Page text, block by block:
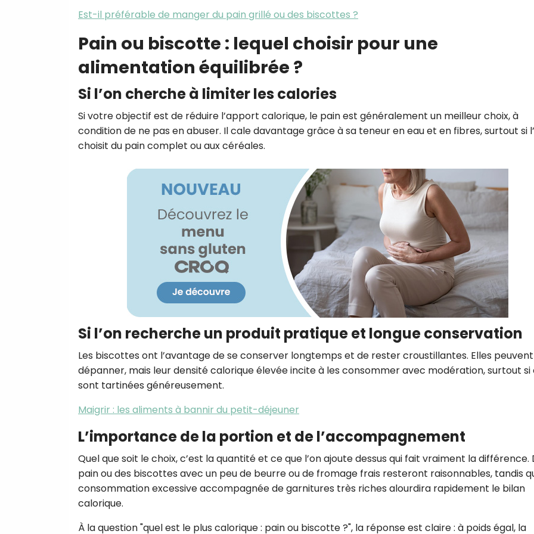
Est-il préférable de manger du pain grillé ou des biscottes ?
Pain ou biscotte : lequel choisir pour une
alimentation équilibrée ?
Si l’on cherche à limiter les calories
Si votre objectif est de réduire l’apport calorique, le pain est généralement un meilleur choix, à
condition de ne pas en abuser. Il cale davantage grâce à sa teneur en eau et en fibres, surtout si
choisit du pain complet ou aux céréales.
Si l’on recherche un produit pratique et longue conservation
Les biscottes ont l’avantage de se conserver longtemps et de rester croustillantes. Elles peuvent
dépanner, mais leur densité calorique élevée incite à les consommer avec modération, surtout si
sont tartinées généreusement.
Maigrir : les aliments à bannir du petit-déjeuner
L’importance de la portion et de l’accompagnement
Quel que soit le choix, c’est la quantité et ce que l’on ajoute dessus qui fait vraiment la différence.
pain ou des biscottes avec un peu de beurre ou de fromage frais resteront raisonnables, tandis
consommation excessive accompagnée de garnitures très riches alourdira rapidement le bilan
calorique.
À la question "quel est le plus calorique : pain ou biscotte ?", la réponse est claire : à poids égal, la